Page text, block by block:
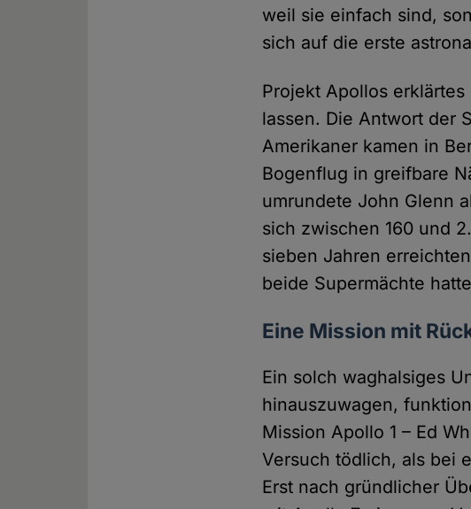
weil sie einfach sind,
sich auf die erste
Projekt Apollos
lassen. Die Antwort der
Amerikaner kamen in
Bogenflug in greifbare
umrundete John Glenn
sich zwischen 160 und
sieben Jahren
beide Supermächte
Eine Mission mit
Ein solch waghalsiges
hinauszuwagen,
Mission Apollo 1 – Ed
Versuch tödlich, als bei
Erst nach gründlicher